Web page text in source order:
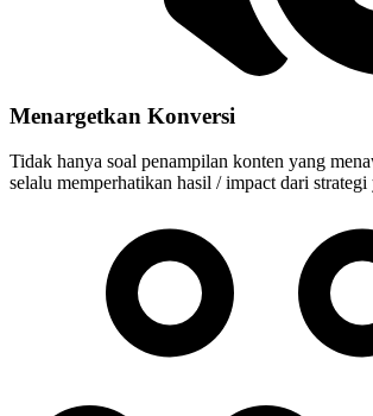
Menargetkan Konversi
Tidak hanya soal penampilan konten yang
selalu memperhatikan hasil / impact dari